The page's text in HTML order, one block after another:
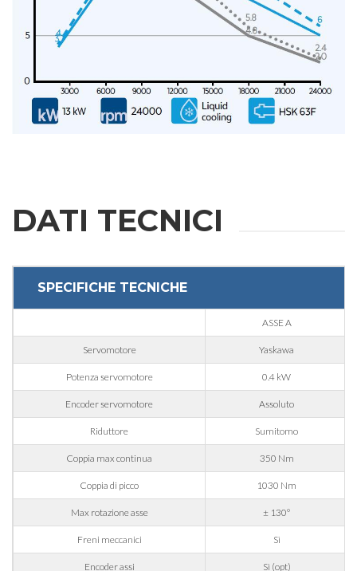
RICHIESTA
INFORMAZIONI
Nome
E-mail
DATI TECNICI
SPECIFICHE TECNICHE
ASSE A
Servomotore Yaskawa
Potenza servomotore 0.4 kW
Encoder servomotore Assoluto
Riduttore Sumitomo
Coppia max continua 350 Nm
Coppia di picco 1030 Nm
Max rotazione asse ± 130°
Freni meccanici Sì
Encoder assi Sì (opt)